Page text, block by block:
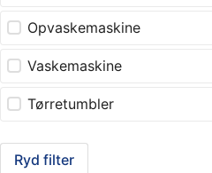
Opvaskemaskine
Vaskemaskine
Tørretumbler
Ryd filter